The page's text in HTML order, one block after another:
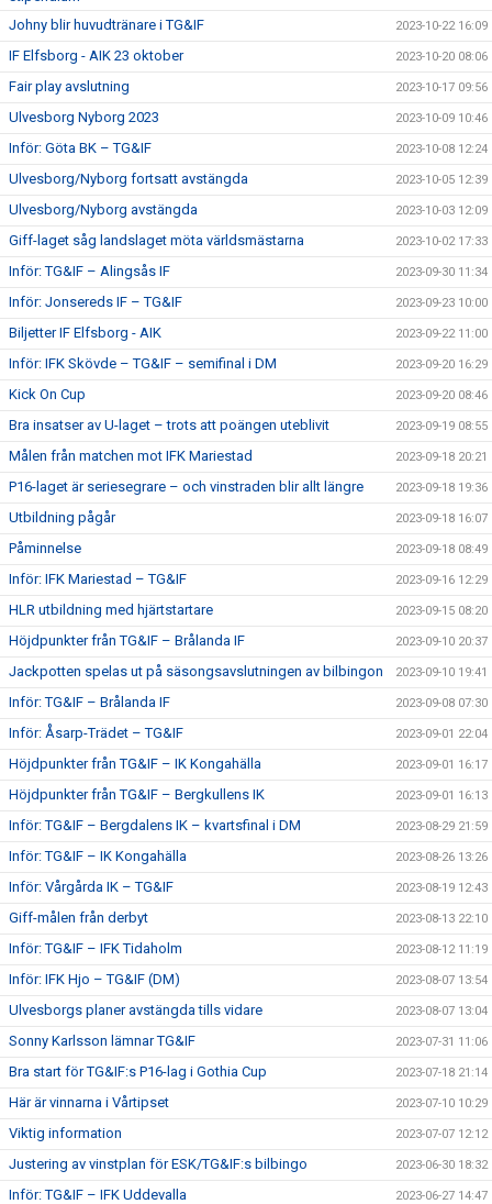
Johny blir huvudtränare i TG&IF 2023-10-22 16:09
IF Elfsborg - AIK 23 oktober 2023-10-20 08:06
Fair play avslutning 2023-10-17 09:56
Ulvesborg Nyborg 2023 2023-10-09 10:46
Inför: Göta BK – TG&IF 2023-10-08 12:24
Ulvesborg/Nyborg fortsatt avstängda 2023-10-05 12:39
Ulvesborg/Nyborg avstängda 2023-10-03 12:09
Giff-laget såg landslaget möta världsmästarna 2023-10-02 17:33
Inför: TG&IF – Alingsås IF 2023-09-30 11:34
Inför: Jonsereds IF – TG&IF 2023-09-23 10:00
Biljetter IF Elfsborg - AIK 2023-09-22 11:00
Inför: IFK Skövde – TG&IF – semifinal i DM 2023-09-20 16:29
Kick On Cup 2023-09-20 08:46
Bra insatser av U-laget – trots att poängen uteblivit 2023-09-19 08:55
Målen från matchen mot IFK Mariestad 2023-09-18 20:21
P16-laget är seriesegrare – och vinstraden blir allt längre 2023-09-18 19:36
Utbildning pågår 2023-09-18 16:07
Påminnelse 2023-09-18 08:49
Inför: IFK Mariestad – TG&IF 2023-09-16 12:29
HLR utbildning med hjärtstartare 2023-09-15 08:20
Höjdpunkter från TG&IF – Brålanda IF 2023-09-10 20:37
Jackpotten spelas ut på säsongsavslutningen av bilbingon 2023-09-10 19:41
Inför: TG&IF – Brålanda IF 2023-09-08 07:30
Inför: Åsarp-Trädet – TG&IF 2023-09-01 22:04
Höjdpunkter från TG&IF – IK Kongahälla 2023-09-01 16:17
Höjdpunkter från TG&IF – Bergkullens IK 2023-09-01 16:13
Inför: TG&IF – Bergdalens IK – kvartsfinal i DM 2023-08-29 21:59
Inför: TG&IF – IK Kongahälla 2023-08-26 13:26
Inför: Vårgårda IK – TG&IF 2023-08-19 12:43
Giff-målen från derbyt 2023-08-13 22:10
Inför: TG&IF – IFK Tidaholm 2023-08-12 11:19
Inför: IFK Hjo – TG&IF (DM) 2023-08-07 13:54
Ulvesborgs planer avstängda tills vidare 2023-08-07 13:04
Sonny Karlsson lämnar TG&IF 2023-07-31 11:06
Bra start för TG&IF:s P16-lag i Gothia Cup 2023-07-18 21:14
Här är vinnarna i Vårtipset 2023-07-10 10:29
Viktig information 2023-07-07 12:12
Justering av vinstplan för ESK/TG&IF:s bilbingo 2023-06-30 18:32
Inför: TG&IF – IFK Uddevalla 2023-06-27 14:47